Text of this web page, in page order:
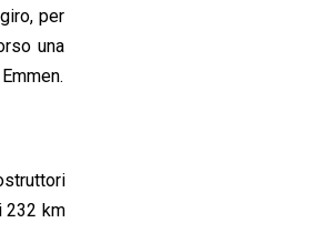
per
una
232 km